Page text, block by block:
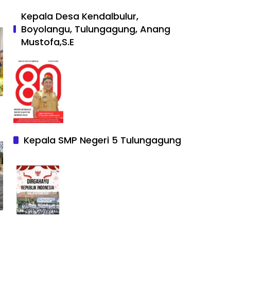
Kepala Desa Kendalbulur,
Boyolangu, Tulungagung, Anang
Mustofa,S.E
Kepala SMP Negeri 5 Tulungagung